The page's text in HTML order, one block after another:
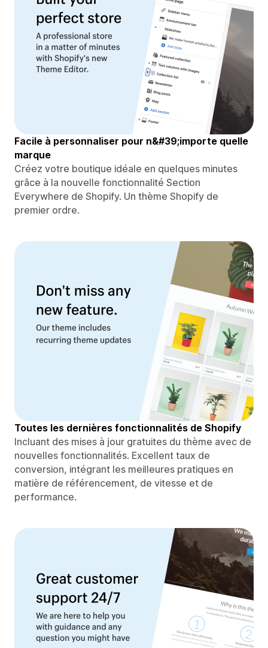
Facile à personnaliser pour n&#39;importe quelle
marque
Créez votre boutique idéale en quelques minutes
grâce à la nouvelle fonctionnalité Section
Everywhere de Shopify. Un thème Shopify de
premier ordre.
Toutes les dernières fonctionnalités de Shopify
Incluant des mises à jour gratuites du thème avec de
nouvelles fonctionnalités. Excellent taux de
conversion, intégrant les meilleures pratiques en
matière de référencement, de vitesse et de
performance.